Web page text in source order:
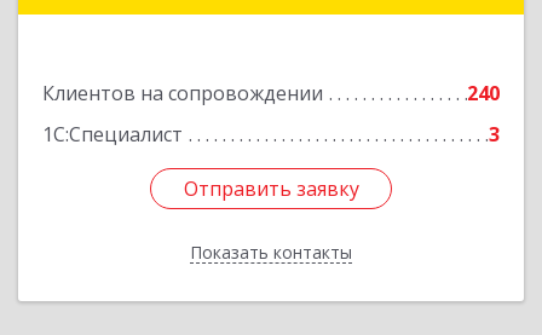
Клиентов на сопровождении
240
1С:Специалист
3
Отправить заявку
Показать контакты
Отправить заявку
Назад